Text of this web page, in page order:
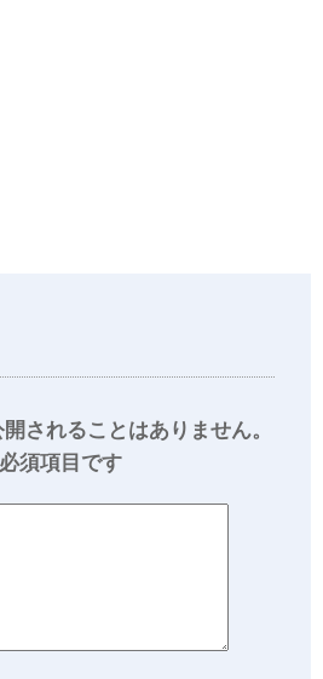
されることはありません。
須項目です